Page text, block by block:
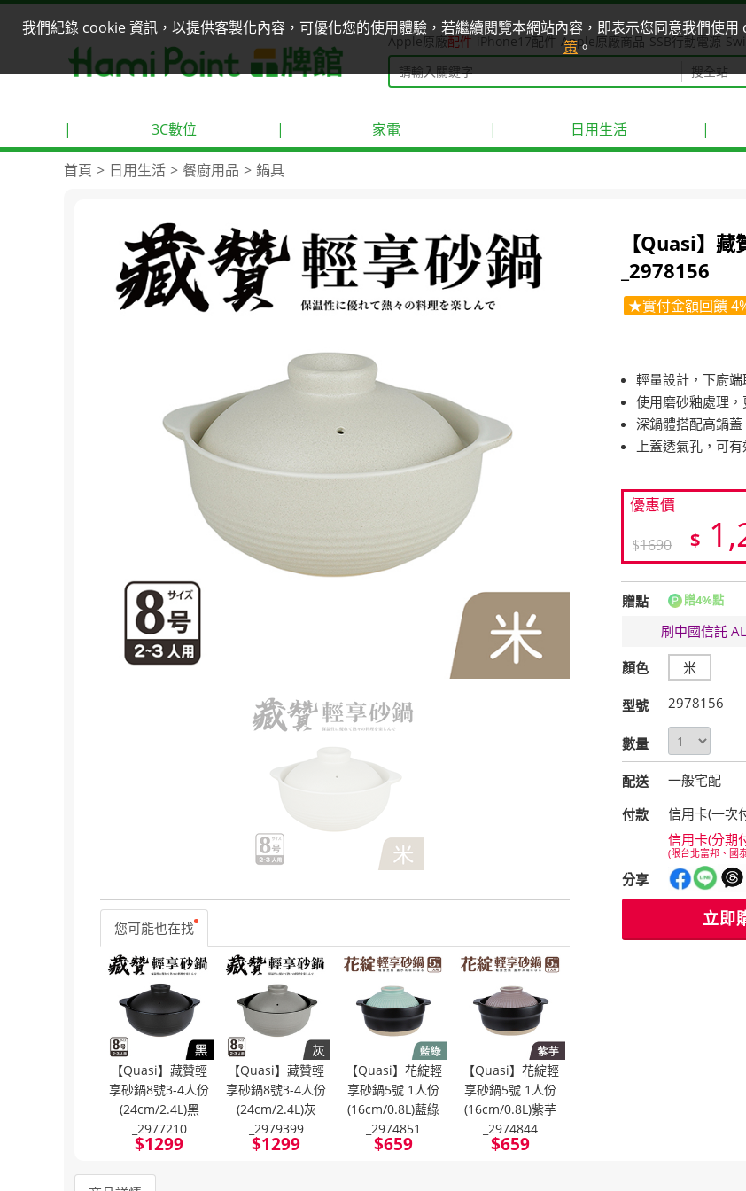
我們紀錄 cookie 資訊，以提供客製化內容，可優化您的使用體驗，若繼續閱覽本網站內容，即表示您同意我們使
策。
Apple原廠配件 iPhone17配件 Apple原廠商品 SSB行動電源
| 3C數位 | 家電 | 日用生活 |
首頁 日用生活 餐廚用品 鍋具
您可能也在找
【Quasi】藏贊輕
享砂鍋8號3-4人份
(24cm/2.4L)黑
_2977210
$1299
【Quasi】藏贊輕
享砂鍋8號3-4人份
(24cm/2.4L)灰
_2979399
$1299
【Quasi】花綻輕
享砂鍋5號 1人份
(16cm/0.8L)藍綠
_2974851
$659
【Quasi】花綻輕
享砂鍋5號 1人份
(16cm/0.8L)紫芋
_2974844
$659
【Quasi】
_2978156
★實付金額回饋
輕量設計，下廚
使用磨砂釉處理
深鍋體搭配高鍋
上蓋透氣孔，可
優惠價
$
$1690
贈點 贈4%點
刷中國信託
顏色 米
型號 2978156
數量
配送
一般宅配
付款
信用卡(一次
信用卡(分期
(限台北富邦、國
分享
立即